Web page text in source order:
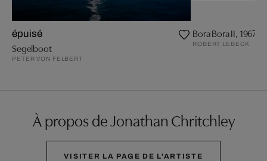
épuisé
Segelboot
PETER VON FELBERT
Bora Bora II, 1967
ROBERT LEBECK
À propos de Jonathan Chritchley
VISITER LA PAGE DE L'ARTISTE